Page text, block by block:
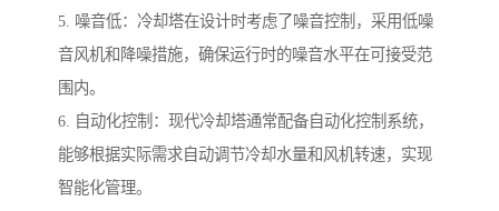
5. 噪音低：冷却塔在设计时考虑了噪音控制，采用低噪
音风机和降噪措施，确保运行时的噪音水平在可接受范
围内。
6. 自动化控制：现代冷却塔通常配备自动化控制系统，
能够根据实际需求自动调节冷却水量和风机转速，实现
智能化管理。